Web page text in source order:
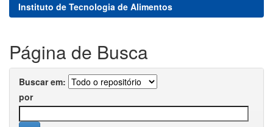
Instituto de Tecnologia de Alimentos
Página de Busca
Buscar em:
por